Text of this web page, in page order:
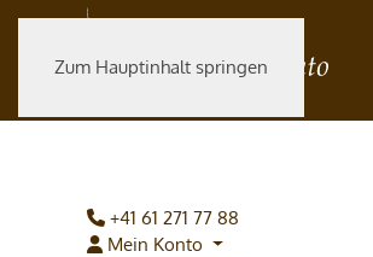
Zum Hauptinhalt springen
+41 61 271 77 88
Mein Konto